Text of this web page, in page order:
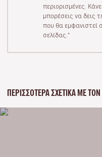
περιορισμένες.
μπορέσεις να δεις
που θα εμφανιστεί
σελίδας."
ΠΕΡΙΣΣΌΤΕΡΑ ΣΧΕΤΙΚΆ ΜΕ